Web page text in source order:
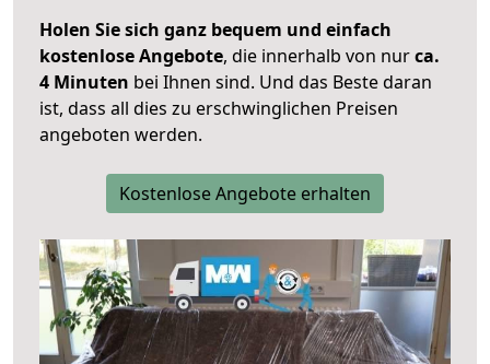
Holen Sie sich ganz bequem und einfach
kostenlose Angebote, die innerhalb von nurca.
4 Minuten bei Ihnen sind. Und das Beste daran
ist, dass all dies zu erschwinglichen Preisen
angeboten werden.
Kostenlose Angebote erhalten